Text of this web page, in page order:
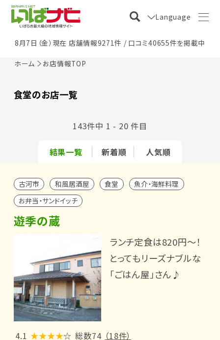
Language
8月7日（金）現在 店舗情報9271件 / 口コミ40655件を掲載中
ホーム お店情報TOP
食堂のお店一覧
結果一覧 新着順 人気順
143件中 1 - 20 件目
古河市 和風居酒屋 食堂
魚介・海鮮料理
お弁当・サンドイッチ
遊季の蔵
ランチ定食は820円～！
とってもリーズナブルな
「ごはん屋」さん♪
4.1 ★★★★☆ 総数74 （18件）